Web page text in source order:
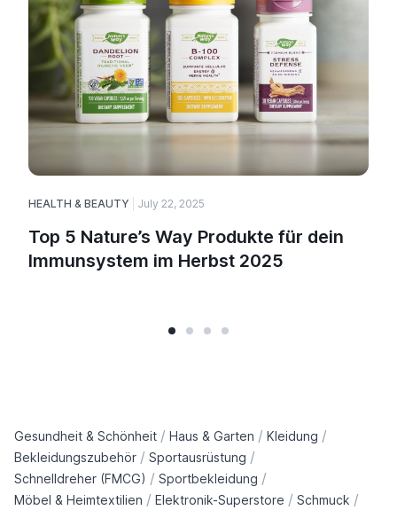
HEALTH & BEAUTY July 22, 2025
Top 5 Nature’s Way Produkte für dein
Immunsystem im Herbst 2025
Gesundheit & Schönheit / Haus & Garten / Kleidung /
Bekleidungszubehör / Sportausrüstung /
Schnelldreher (FMCG) / Sportbekleidung /
Möbel & Heimtextilien / Elektronik-Superstore / Schmuck /